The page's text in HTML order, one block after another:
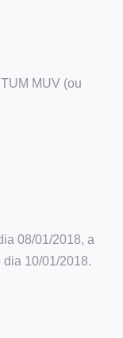
MUV (ou
08/01/2018, a
10/01/2018.